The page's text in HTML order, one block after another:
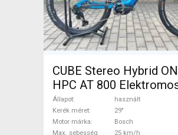
CUBE Stereo Hybrid
HPC AT 800
Mountain Bike 29"
/ fully Bosch használt
Állapot
használt
Kerék méret
29"
Motor márka
Bosch
Max. sebesség
25 km/h